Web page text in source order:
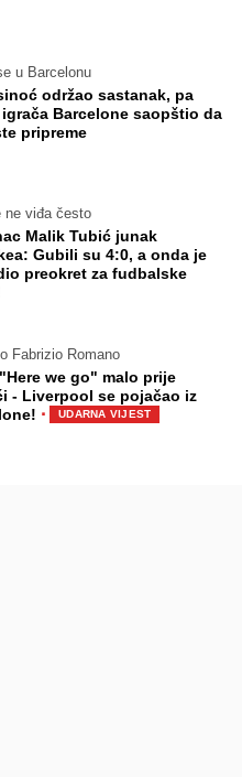
u Barcelonu
održao sastanak, pa
Barcelone saopštio da
pripreme
ne viđa često
Malik Tubić junak
Gubili su 4:0, a onda je
preokret za fudbalske
Fabrizio Romano
we go" malo prije
- Liverpool se pojačao iz
· UDARNA VIJEST